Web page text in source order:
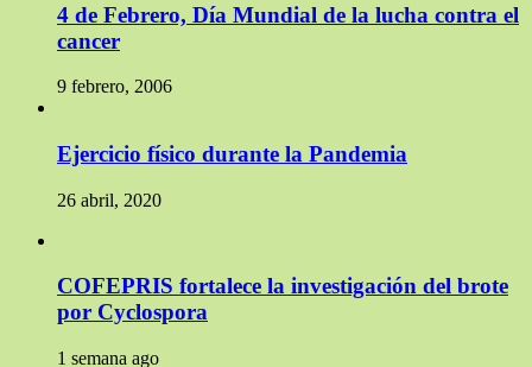
4 de Febrero, Día Mundial de la lucha contra el
cancer
9 febrero, 2006
Ejercicio físico durante la Pandemia
26 abril, 2020
COFEPRIS fortalece la investigación del brote
por Cyclospora
1 semana ago